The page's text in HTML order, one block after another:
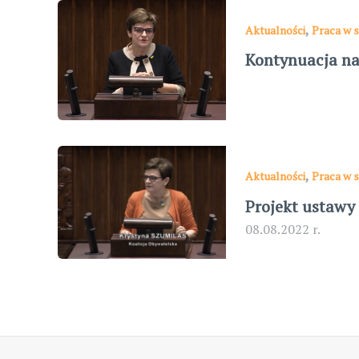
Aktualności, Praca w
Kontynuacja
Aktualności, Praca w
Projekt
08.08.2022 r.